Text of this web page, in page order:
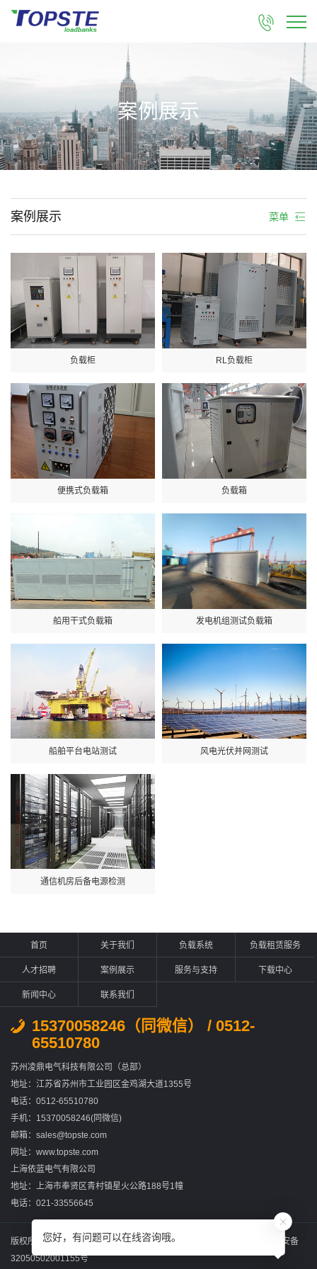

案例展示
菜单
案例展示
负载柜 RL负载柜
便携式负载箱 负载箱
船用干式负载箱 发电机组测试负载箱
船舶平台电站测试 风电光伏并网测试
通信机房后备电源检测
首页 关于我们 负载系统 负载租赁服务
人才招聘 案例展示 服务与支持 下载中心
新闻中心 联系我们
15370058246（同微信） / 0512-
65510780
苏州凌鼎电气科技有限公司（总部）
地址：江苏省苏州市工业园区金鸡湖大道1355号
电话：0512-65510780
手机：15370058246(同微信)
邮箱：sales@topste.com
网址：www.topste.com
上海依蓝电气有限公司
地址：上海市奉贤区青村镇星火公路188号1幢
电话：021-33556645
版权所有：苏州凌鼎电气科技有限公司苏ICP备2022031867号-2
苏公网安备
32050502001155号
您好，有问题可以在线咨询哦。